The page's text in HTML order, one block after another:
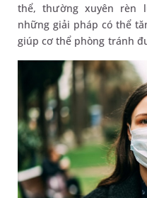
thể, thường xuyên rèn
những giải pháp có thể
giúp cơ thể phòng tránh